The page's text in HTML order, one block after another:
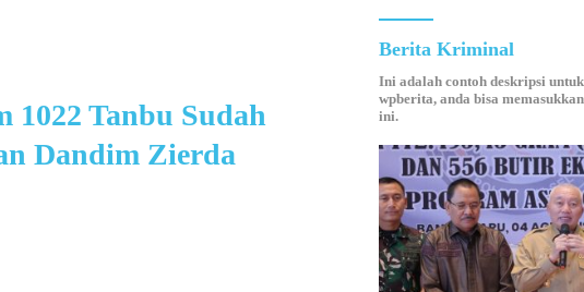
Tanbu Sudah
Dandim Zierda
Berita Kriminal
Ini adalah contoh deskripsi
wpberita, anda bisa
ini.